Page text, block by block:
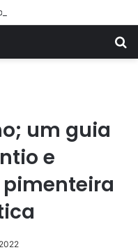
em Várzea Grande
um guia
e